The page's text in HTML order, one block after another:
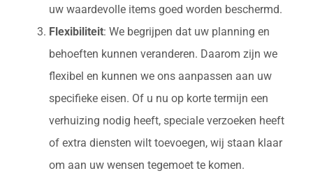
uw waardevolle items goed worden beschermd.
Flexibiliteit: We begrijpen dat uw planning en
behoeften kunnen veranderen. Daarom zijn we
flexibel en kunnen we ons aanpassen aan uw
specifieke eisen. Of u nu op korte termijn een
verhuizing nodig heeft, speciale verzoeken heeft
of extra diensten wilt toevoegen, wij staan klaar
om aan uw wensen tegemoet te komen.